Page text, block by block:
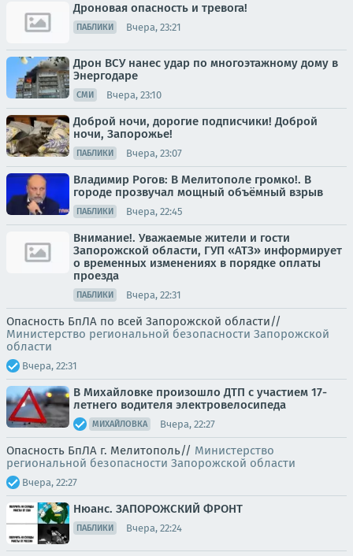
Дроновая опасность и тревога!
ПАБЛИКИ Вчера, 23:21
Дрон ВСУ нанес удар по многоэтажному дому в
Энергодаре
СМИ Вчера, 23:10
Доброй ночи, дорогие подписчики! Доброй
ночи, Запорожье!
ПАБЛИКИ Вчера, 23:07
Владимир Рогов: В Мелитополе громко!. В
городе прозвучал мощный объёмный взрыв
ПАБЛИКИ Вчера, 22:45
Внимание!. Уважаемые жители и гости
Запорожской области, ГУП «АТЗ» информирует
о временных изменениях в порядке оплаты
проезда
ПАБЛИКИ Вчера, 22:31
Опасность БпЛА по всей Запорожской области//
Министерство региональной безопасности Запорожской
области
Вчера, 22:31
В Михайловке произошло ДТП с участием 17-
летнего водителя электровелосипеда
МИХАЙЛОВКА Вчера, 22:27
Опасность БпЛА г. Мелитополь// Министерство
региональной безопасности Запорожской области
Вчера, 22:27
Нюанс. ЗАПОРОЖСКИЙ ФРОНТ
ПАБЛИКИ Вчера, 22:24